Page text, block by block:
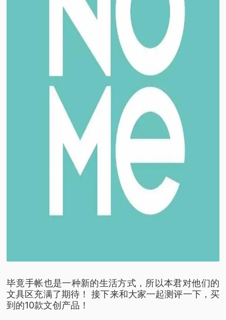
毕竟手帐也是一种新的生活方式， 所以本君对他们的
文具区充满了期待！接下来和大家一起测评一下， 买
到的10款文创产品！